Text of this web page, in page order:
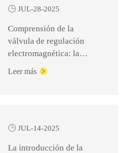
 JUL-28-2025
Comprensión de la
válvula de regulación
electromagnética: la
clave para un frenado
seguro y eficiente
Leer más 
 JUL-14-2025
La introducción de la